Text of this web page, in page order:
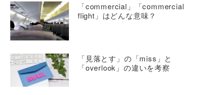
「commercial」「commercial
flight」はどんな意味？
「見落とす」の「miss」と
「overlook」の違いを考察